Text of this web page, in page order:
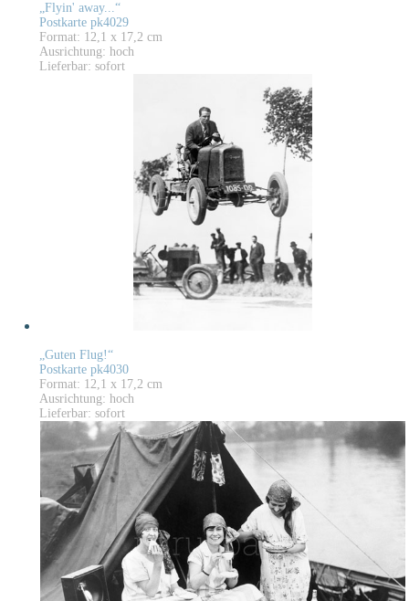
„Flyin' away...“
Postkarte pk4029
Format: 12,1 x 17,2 cm
Ausrichtung: hoch
Lieferbar: sofort
„Guten Flug!“
Postkarte pk4030
Format: 12,1 x 17,2 cm
Ausrichtung: hoch
Lieferbar: sofort